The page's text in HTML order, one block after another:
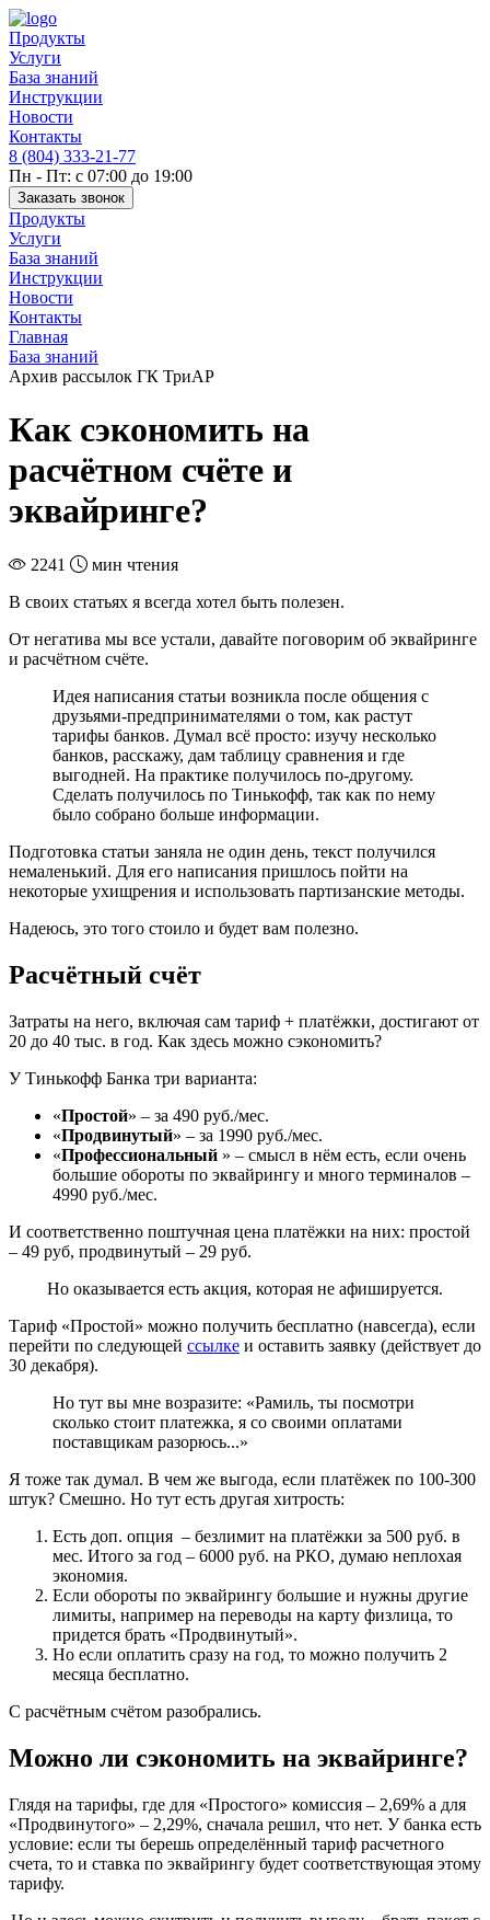
Продукты
Услуги
База знаний
Инструкции
Новости
Контакты
8 (804) 333-21-77
Пн - Пт: с 07:00 до 19:00
Заказать звонок
Продукты
Услуги
База знаний
Инструкции
Новости
Контакты
Главная
База знаний
Архив рассылок ГК ТриАР
Как сэкономить на
расчётном счёте и
эквайринге?
2241
мин чтения
В своих статьях я всегда хотел быть полезен.
От негатива мы все устали, давайте поговорим об эквайринге
и расчётном счёте.
Идея написания статьи возникла после общения с
друзьями-предпринимателями о том, как растут
тарифы банков. Думал всё просто: изучу несколько
банков, расскажу, дам таблицу сравнения и где
выгодней. На практике получилось по-другому.
Сделать получилось по Тинькофф, так как по нему
было собрано больше информации.
Подготовка статьи заняла не один день, текст получился
немаленький. Для его написания пришлось пойти на
некоторые ухищрения и использовать партизанские методы.
Надеюсь, это того стоило и будет вам полезно.
Расчётный счёт
Затраты на него, включая сам тариф + платёжки, достигают от
20 до 40 тыс. в год. Как здесь можно сэкономить?
У Тинькофф Банка три варианта:
«Простой» – за 490 руб./мес.
«Продвинутый» – за 1990 руб./мес.
«Профессиональный » – смысл в нём есть, если очень
большие обороты по эквайрингу и много терминалов –
4990 руб./мес.
И соответственно поштучная цена платёжки на них: простой
– 49 руб, продвинутый – 29 руб.
Но оказывается есть акция, которая не афишируется.
Тариф «Простой» можно получить бесплатно (навсегда), если
перейти по следующей ссылке и оставить заявку (действует до
30 декабря).
Но тут вы мне возразите: «Рамиль, ты посмотри
сколько стоит платежка, я со своими оплатами
поставщикам разорюсь...»
Я тоже так думал. В чем же выгода, если платёжек по 100-300
штук? Смешно. Но тут есть другая хитрость:
Есть доп. опция – безлимит на платёжки за 500 руб. в
мес. Итого за год – 6000 руб. на РКО, думаю неплохая
экономия.
Если обороты по эквайрингу большие и нужны другие
лимиты, например на переводы на карту физлица, то
придется брать «Продвинутый».
Но если оплатить сразу на год, то можно получить 2
месяца бесплатно.
С расчётным счётом разобрались.
Можно ли сэкономить на эквайринге?
Глядя на тарифы, где для «Простого» комиссия – 2,69% а для
«Продвинутого» – 2,29%, сначала решил, что нет. У банка есть
условие: если ты берешь определённый тариф расчетного
счета, то и ставка по эквайрингу будет соответствующая этому
тарифу.